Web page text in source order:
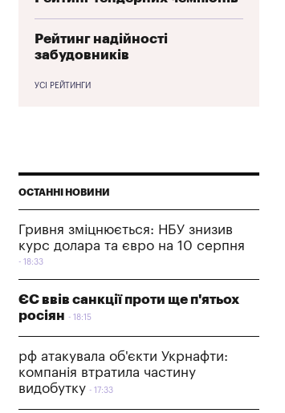
Рейтинг надійності
забудовників
УСІ РЕЙТИНГИ
ОСТАННІ НОВИНИ
Гривня зміцнюється: НБУ знизив
курс долара та євро на 10 серпня
18:33
ЄС ввів санкції проти ще п'ятьох
росіян
18:15
рф атакувала об'єкти Укрнафти:
компанія втратила частину
видобутку
17:33